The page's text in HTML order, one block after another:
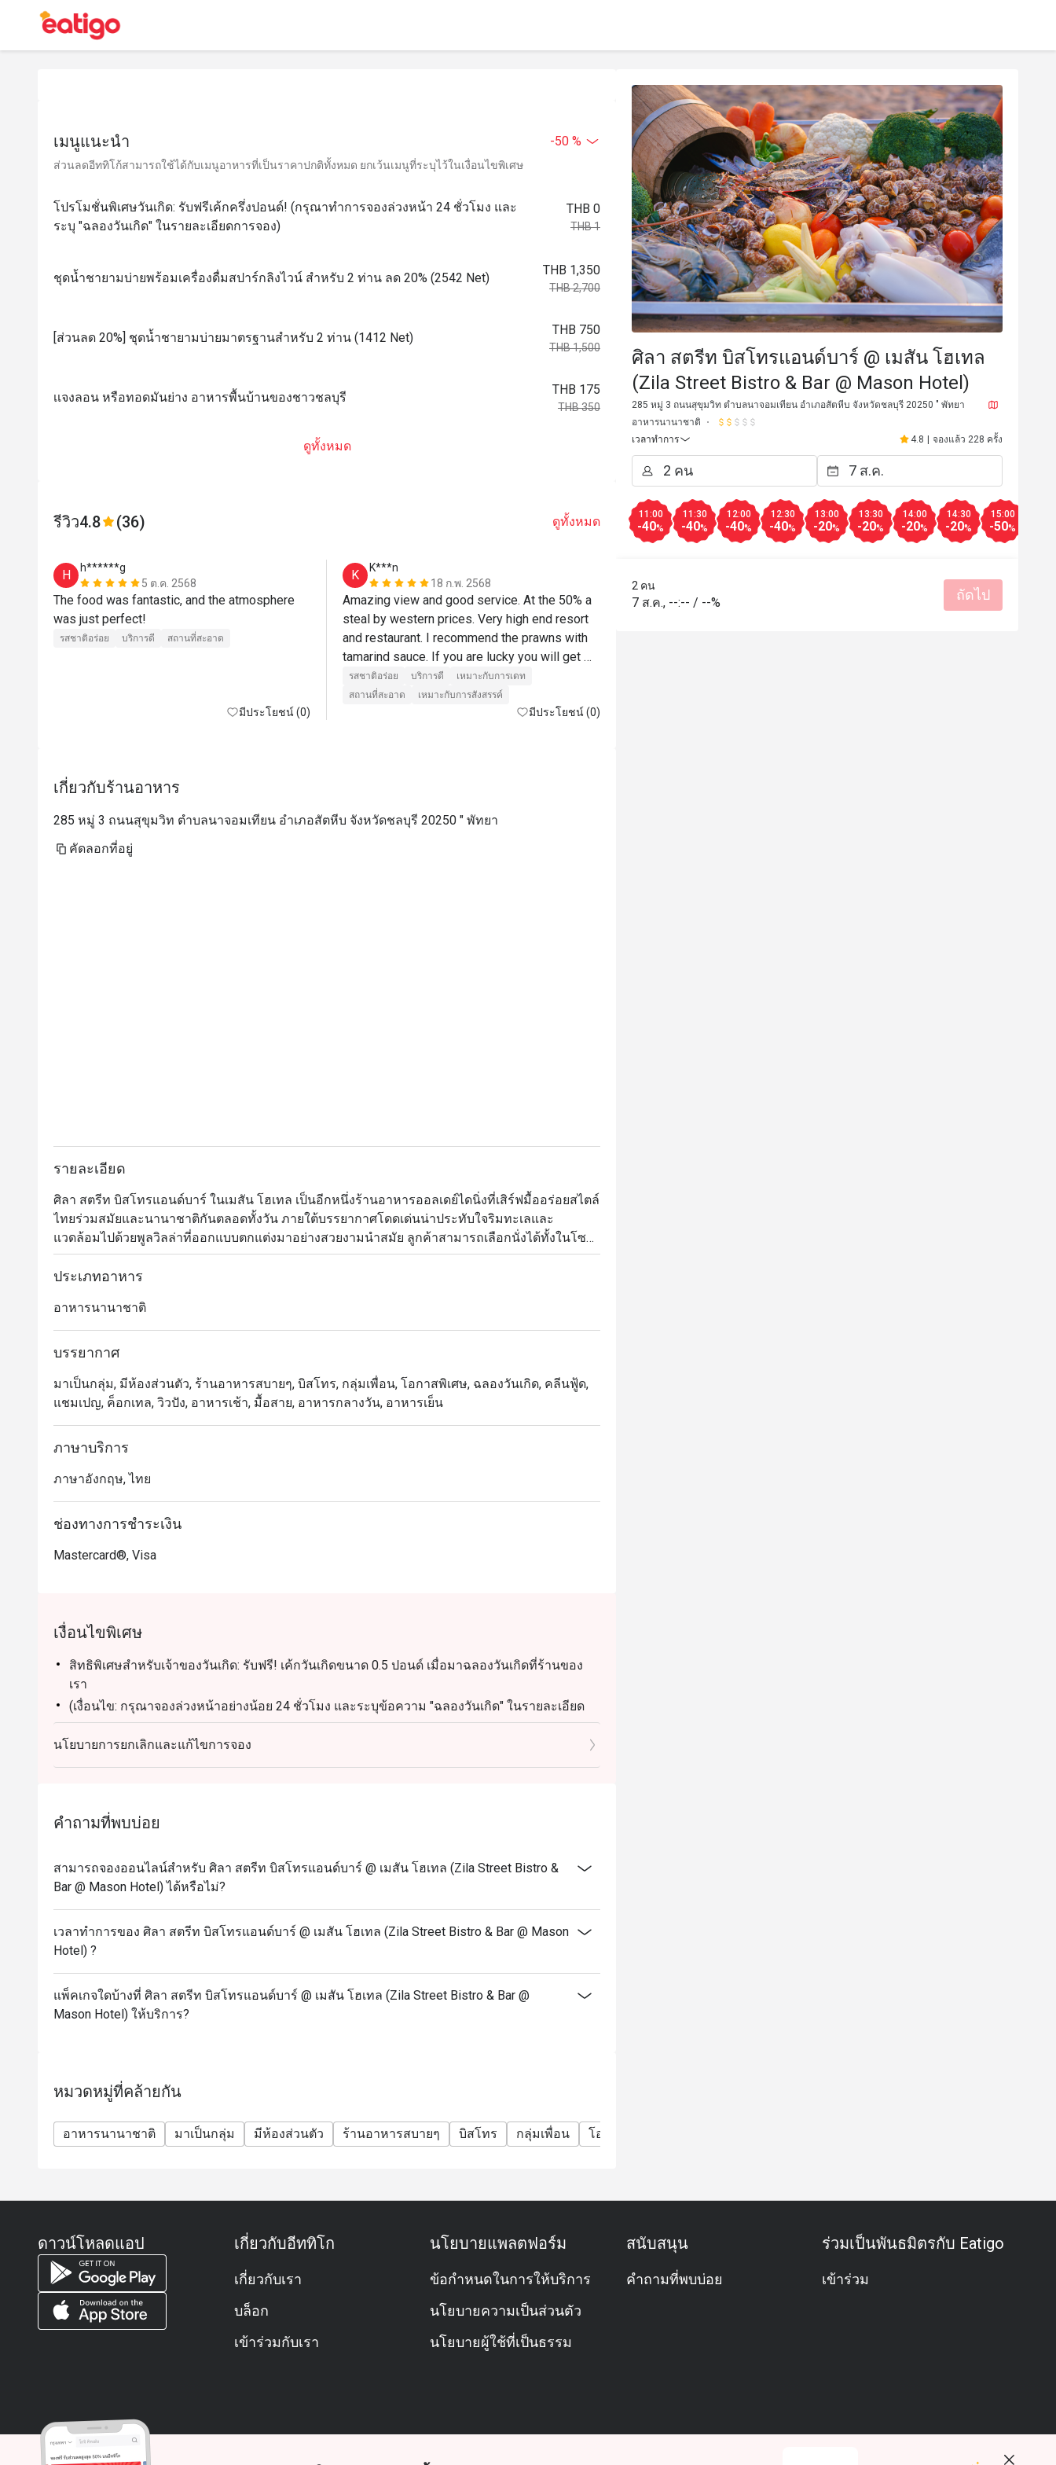
เมนูแนะนำ -50 %
ส่วนลดอีททิโก้สามารถใช้ได้กับเมนูอาหารที่เป็นราคาปกติทั้งหมด ยกเว้นเมนูที่ระบุไว้ในเงื่อนไขพิเศษ
โปรโมชั่นพิเศษวันเกิด: รับฟรีเค้กครึ่งปอนด์! (กรุณาทำการจองล่วงหน้า 24 ชั่วโมง และ
ระบุ "ฉลองวันเกิด" ในรายละเอียดการจอง)
THB 0
THB 1
ชุดน้ำชายามบ่ายพร้อมเครื่องดื่มสปาร์กลิงไวน์ สำหรับ 2 ท่าน ลด 20% (2542 Net)
THB 1,350
THB 2,700
[ส่วนลด 20%] ชุดน้ำชายามบ่ายมาตรฐานสำหรับ 2 ท่าน (1412 Net)
THB 750
THB 1,500
เเจงลอน หรือทอดมันย่าง อาหารพื้นบ้านของชาวชลบุรี
THB 175
THB 350
ดูทั้งหมด
รีวิว4.8 (36) ดูทั้งหมด
H
h******g
5 ต.ค. 2568
The food was fantastic, and the atmosphere
รสชาติอร่อย บริการดี สถานที่สะอาด
มีประโยชน์ (0)
K
K***n
18 ก.พ. 2568
Amazing view and good service. At the 50% a
steal by western prices. Very high end resort
and restaurant. I recommend the prawns with
tamarind sauce. If you are lucky you will get
Jaa for your waitress. One of the few places
where the view and the food were both
รสชาติอร่อย บริการดี
เหมาะกับการเดท
สถานที่สะอาด
เหมาะกับการสังสรรค์
มีประโยชน์ (0)
พนักงานใส่ใจในการบริการดีมาก
เกี่ยวกับร้านอาหาร
285 หมู่ 3 ถนนสุขุมวิท ตำบลนาจอมเทียน อำเภอสัตหีบ จังหวัดชลบุรี 20250 " พัทยา
คัดลอกที่อยู่
รายละเอียด
ศิลา สตรีท บิสโทรแอนด์บาร์ ในเมสัน โฮเทล เป็นอีกหนึ่งร้านอาหารออลเดย์ไดนิ่งที่เสิร์ฟมื้ออร่อยสไตล์
ไทยร่วมสมัยและนานาชาติกันตลอดทั้งวัน ภายใต้บรรยากาศโดดเด่นน่าประทับใจริมทะเลและ
แวดล้อมไปด้วยพูลวิลล่าที่ออกแบบตกแต่งมาอย่างสวยงามนำสมัย ลูกค้าสามารถเลือกนั่งได้ทั้งในโซน
ห้องแอร์และบนระเบียงขนาดใหญ่ด้านนอกซึ่งนอกจากจะสดชื่นด้วยลมทะเลแล้วยังสามารถมองเห็นวิว
พาโนรามาแบบอลังการของอ่าวพัทยาได้ด้วย สำหรับเมนูอาหารนั้นเชฟคัดสรรวัตถุดิบชั้นดีทั้งจากใน
ซ้ำใคร นอกจากนี้ทางร้านยังมีบริการอาหารเช้าเพื่อสุขภาพมานำเสนอให้เลือกทานกันได้ทุกวัน
ประเภทอาหาร
อาหารนานาชาติ
บรรยากาศ
มาเป็นกลุ่ม, มีห้องส่วนตัว, ร้านอาหารสบายๆ, บิสโทร, กลุ่มเพื่อน, โอกาสพิเศษ, ฉลองวันเกิด, คลีนฟู้ด,
แชมเปญ, ค็อกเทล, วิวปัง, อาหารเช้า, มื้อสาย, อาหารกลางวัน, อาหารเย็น
ภาษาบริการ
ภาษาอังกฤษ, ไทย
ช่องทางการชำระเงิน
Mastercard®, Visa
เงื่อนไขพิเศษ
สิทธิพิเศษสำหรับเจ้าของวันเกิด: รับฟรี! เค้กวันเกิดขนาด 0.5 ปอนด์ เมื่อมาฉลองวันเกิดที่ร้านของ
เรา
(เงื่อนไข: กรุณาจองล่วงหน้าอย่างน้อย 24 ชั่วโมง และระบุข้อความ "ฉลองวันเกิด" ในรายละเอียด
การจอง)
นโยบายการยกเลิกและแก้ไขการจอง
คำถามที่พบบ่อย
สามารถจองออนไลน์สำหรับ ศิลา สตรีท บิสโทรแอนด์บาร์ @ เมสัน โฮเทล (Zila Street Bistro &
Bar @ Mason Hotel) ได้หรือไม่?
เวลาทำการของ ศิลา สตรีท บิสโทรแอนด์บาร์ @ เมสัน โฮเทล (Zila Street Bistro & Bar @ Mason
Hotel) ?
แพ็คเกจใดบ้างที่ ศิลา สตรีท บิสโทรแอนด์บาร์ @ เมสัน โฮเทล (Zila Street Bistro & Bar @
Mason Hotel) ให้บริการ?
หมวดหมู่ที่คล้ายกัน
อาหารนานาชาติ มาเป็นกลุ่ม มีห้องส่วนตัว ร้านอาหารสบายๆ บิสโทร กลุ่มเพื่อน โอกาสพิเศษ
ศิลา สตรีท บิสโทรแอนด์บาร์ @ เมสัน โฮเทล
(Zila Street Bistro & Bar @ Mason Hotel)
285 หมู่ 3 ถนนสุขุมวิท ตำบลนาจอมเทียน อำเภอสัตหีบ จังหวัดชลบุรี 20250 " พัทยา
อาหารนานาชาติ
เวลาทำการ
4.8 | จองแล้ว 228 ครั้ง
11:00
-40%
11:30
-40%
12:00
-40%
12:30
-40%
13:00
-20%
13:30
-20%
14:00
-20%
14:30
-20%
15:00
-50%
2 คน
7 ส.ค., --:-- / --% ถัดไป
ดาวน์โหลดแอป เกี่ยวกับอีททิโก
เกี่ยวกับเรา
บล็อก
เข้าร่วมกับเรา
นโยบายแพลตฟอร์ม
ข้อกำหนดในการให้บริการ
นโยบายความเป็นส่วนตัว
นโยบายผู้ใช้ที่เป็นธรรม
สนับสนุน
คำถามที่พบบ่อย
ร่วมเป็นพันธมิตรกับ Eatigo
เข้าร่วม